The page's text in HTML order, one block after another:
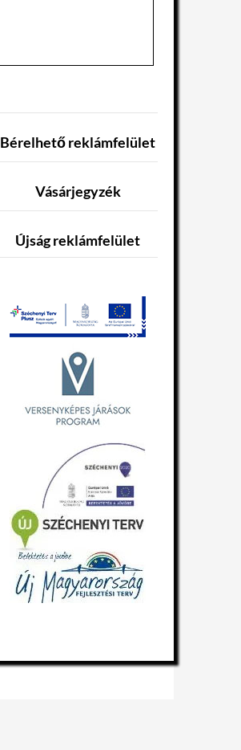
Bérelhető reklámfelület
Vásárjegyzék
Újság reklámfelület